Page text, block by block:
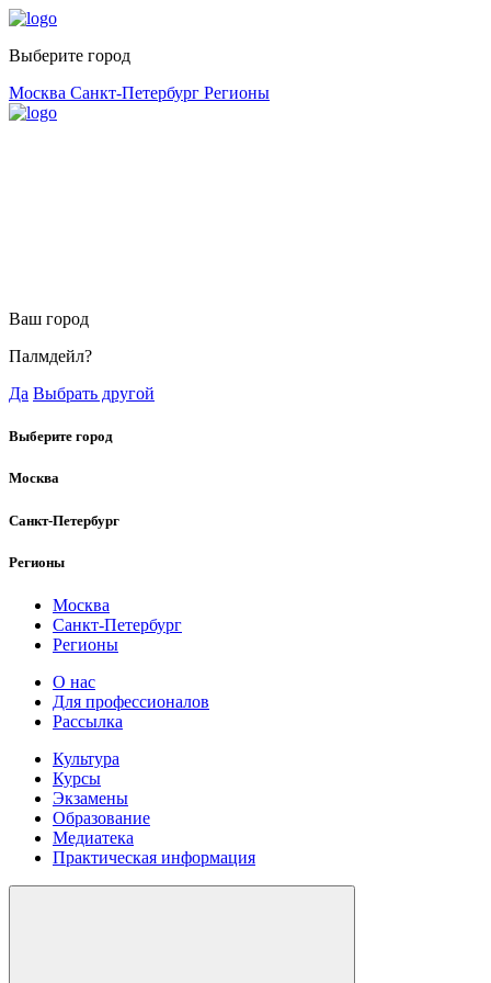
Выберите город
Москва Санкт-Петербург Регионы
Ваш город
Палмдейл?
Да Выбрать другой
Выберите город
Москва
Санкт-Петербург
Регионы
Москва
Санкт-Петербург
Регионы
О нас
Для профессионалов
Рассылка
Культура
Курсы
Экзамены
Образование
Медиатека
Практическая информация